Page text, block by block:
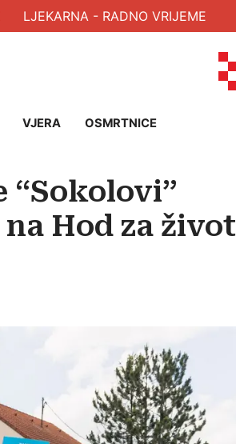
LJEKARNA - RADNO VRIJEME
VJERA OSMRTNICE
“Sokolovi”
Hod za život